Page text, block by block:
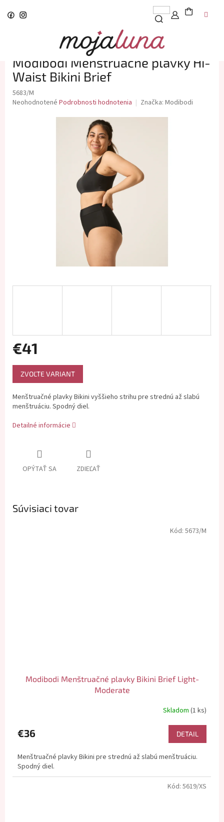
Modibodi Menštruačné plavky Hi-
Waist Bikini Brief
5683/M
Priemerné
Neohodnotené Podrobnosti hodnotenia Značka: Modibodi
€41
Jednotková
cena:
ZVOĽTE VARIANT
Menštruačné plavky Bikini vyššieho strihu pre strednú až slabú
menštruáciu. Spodný diel.
Detailné informácie
OPÝTAŤ SA ZDIEĽAŤ
Súvisiaci tovar
Modibodi Menštruačné plavky Bikini Brief Light-
Moderate
Skladom (1 ks)
€36 DETAIL
Menštruačné plavky Bikini pre strednú až slabú menštruáciu.
Spodný diel.
Kód: 5673/M
Kód: 5619/XS